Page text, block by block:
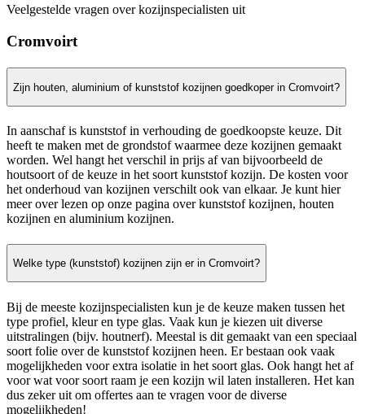
Veelgestelde vragen over kozijnspecialisten uit
Cromvoirt
Zijn houten, aluminium of kunststof kozijnen goedkoper in Cromvoirt?
In aanschaf is kunststof in verhouding de goedkoopste keuze. Dit
heeft te maken met de grondstof waarmee deze kozijnen gemaakt
worden. Wel hangt het verschil in prijs af van bijvoorbeeld de
houtsoort of de keuze in het soort kunststof kozijn. De kosten voor
het onderhoud van kozijnen verschilt ook van elkaar. Je kunt hier
meer over lezen op onze pagina over kunststof kozijnen, houten
kozijnen en aluminium kozijnen.
Welke type (kunststof) kozijnen zijn er in Cromvoirt?
Bij de meeste kozijnspecialisten kun je de keuze maken tussen het
type profiel, kleur en type glas. Vaak kun je kiezen uit diverse
uitstralingen (bijv. houtnerf). Meestal is dit gemaakt van een speciaal
soort folie over de kunststof kozijnen heen. Er bestaan ook vaak
mogelijkheden voor extra isolatie in het soort glas. Ook hangt het af
voor wat voor soort raam je een kozijn wil laten installeren. Het kan
dus zeker uit om offertes aan te vragen voor de diverse
mogelijkheden!